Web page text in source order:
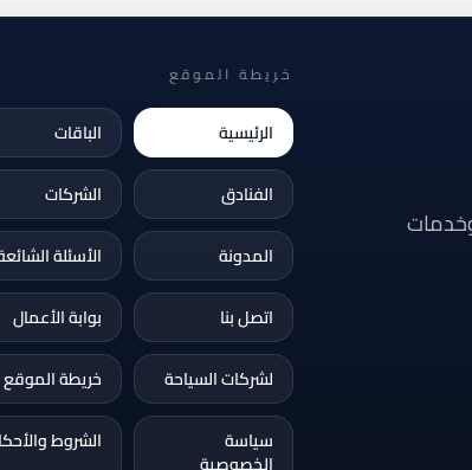
خريطة الموقع
الرئيسية
الباقات
الفنادق
الشركات
المدونة
الأسئلة
اتصل بنا
بوابة الأعمال
لشركات السياحة
خريطة الموقع
سياسة
الشروط